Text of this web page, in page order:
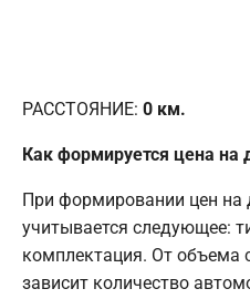
РАССТОЯНИЕ: 0 км.
Как формируется цена на
При формировании цен на
учитывается следующее:
комплектация. От объема
зависит количество